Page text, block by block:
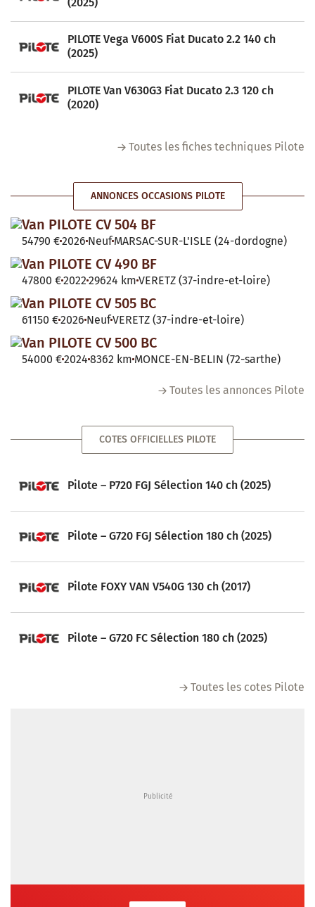
(2025)
PILOTE Vega V600S Fiat Ducato 2.2 140 ch
(2025)
PILOTE Van V630G3 Fiat Ducato 2.3 120 ch
(2020)
Toutes les fiches techniques Pilote
ANNONCES OCCASIONS PILOTE
Van PILOTE CV 504 BF
54790 €2026 Neuf MARSAC-SUR-L'ISLE (24-dordogne)
Van PILOTE CV 490 BF
47800 €2022 29624 km VERETZ (37-indre-et-loire)
Van PILOTE CV 505 BC
61150 €2026 NeufVERETZ (37-indre-et-loire)
Van PILOTE CV 500 BC
54000 €2024 8362 km MONCE-EN-BELIN (72-sarthe)
Toutes les annonces Pilote
COTES OFFICIELLES PILOTE
Pilote – P720 FGJ Sélection 140 ch (2025)
Pilote – G720 FGJ Sélection 180 ch (2025)
Pilote FOXY VAN V540G 130 ch (2017)
Pilote – G720 FC Sélection 180 ch (2025)
Toutes les cotes Pilote